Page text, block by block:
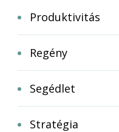
Produktivitás
Regény
Segédlet
Stratégia